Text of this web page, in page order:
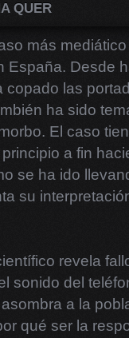
QUER
más
España. Desde
copado las
ha sido
El caso
a fin
se ha ido
su
revela
sonido del
a la
qué ser la